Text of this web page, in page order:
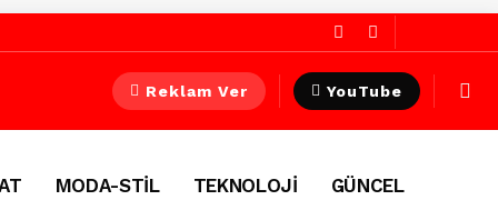
Reklam Ver YouTube
MODA-STİL TEKNOLOJİ
GÜNCEL